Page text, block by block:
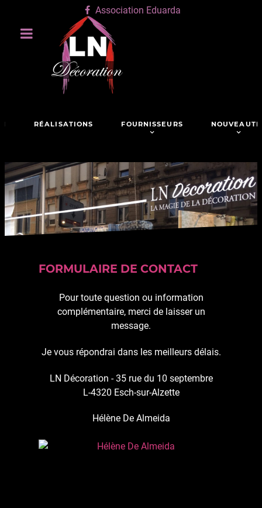
Association Eduarda
RÉALISATIONS FOURNISSEURS
FORMULAIRE DE CONTACT
Pour toute question ou information
complémentaire, merci de laisser un
message.
Je vous répondrai dans les meilleurs délais.
LN Décoration - 35 rue du 10 septembre
L-4320 Esch-sur-Alzette
Hélène De Almeida